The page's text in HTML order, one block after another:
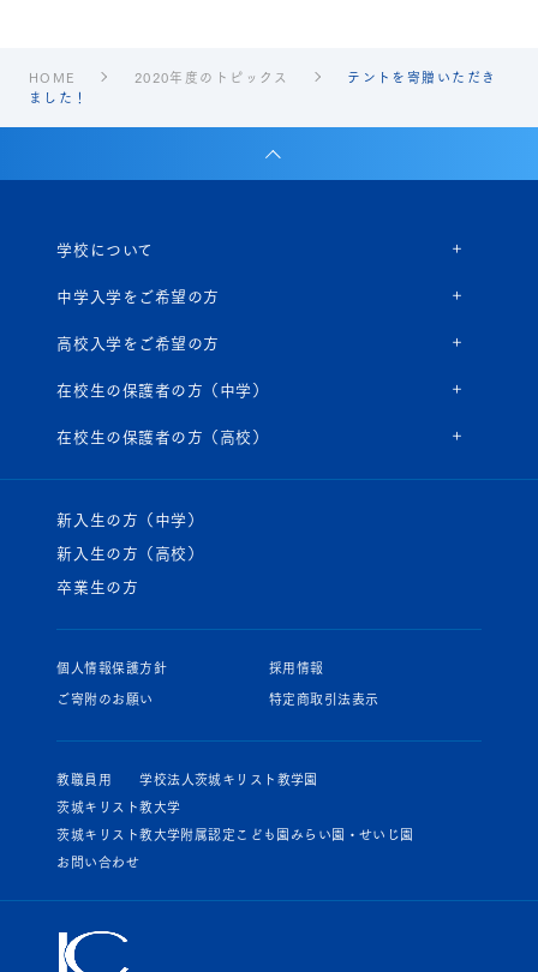
HOME 2020年度のトピックス
テントを寄贈いただき
ました！
学校について
中学入学をご希望の方
高校入学をご希望の方
在校生の保護者の方（中学）
在校生の保護者の方（高校）
新入生の方（中学）
新入生の方（高校）
卒業生の方
個人情報保護方針
採用情報
ご寄附のお願い
特定商取引法表示
教職員用
学校法人茨城キリスト教学園
茨城キリスト教大学
茨城キリスト教大学附属認定こども園みらい園・せいじ園
お問い合わせ